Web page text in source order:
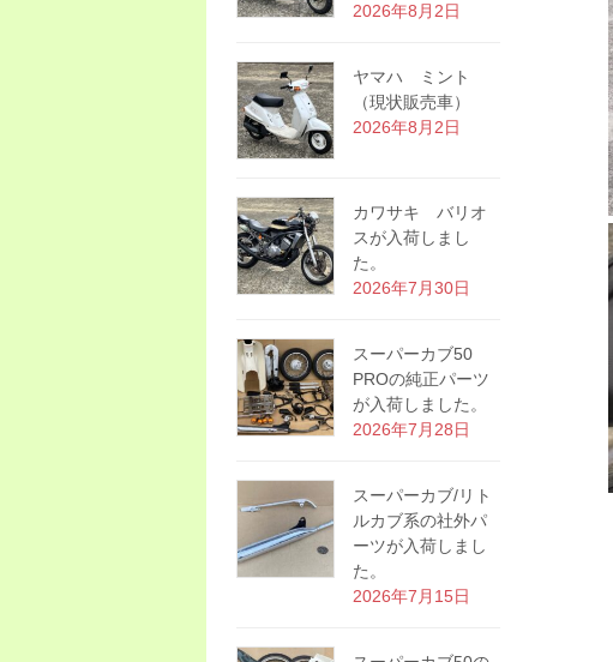
2026年8月2日
ヤマハ ミント
（現状販売車）
2026年8月2日
カワサキ バリオ
スが入荷しまし
た。
2026年7月30日
スーパーカブ50
PROの純正パーツ
が入荷しました。
2026年7月28日
スーパーカブ/リト
ルカブ系の社外パ
ーツが入荷しまし
た。
2026年7月15日